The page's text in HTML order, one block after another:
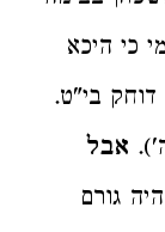
כי היכא
בי"ט.
אבל
גורם